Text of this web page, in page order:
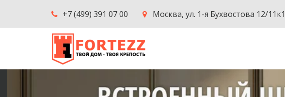
+7 (499) 391 07 00 Москва, ул. 1-я Бухвостова 12/